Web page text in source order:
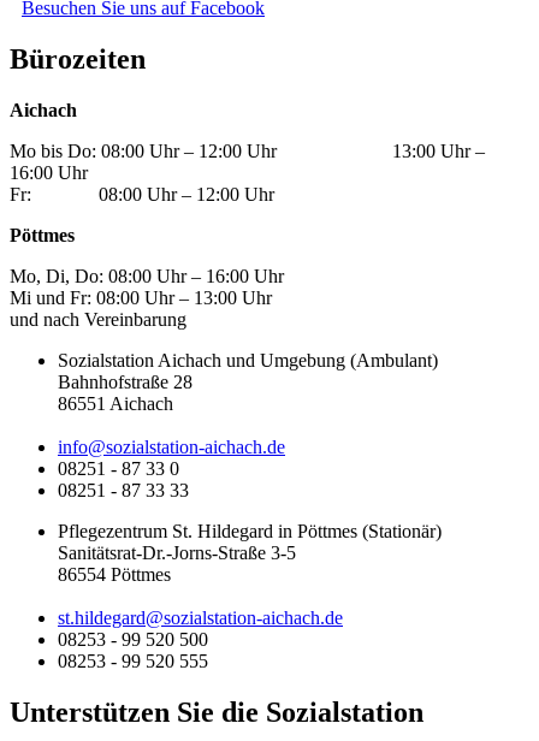
Besuchen Sie uns auf Facebook
Bürozeiten
Aichach
Mo bis Do: 08:00 Uhr – 12:00 Uhr 13:00 Uhr –
16:00 Uhr
Fr: 08:00 Uhr – 12:00 Uhr
Pöttmes
Mo, Di, Do: 08:00 Uhr – 16:00 Uhr
Mi und Fr: 08:00 Uhr – 13:00 Uhr
und nach Vereinbarung
Sozialstation Aichach und Umgebung (Ambulant)
Bahnhofstraße 28
86551 Aichach
info@sozialstation-aichach.de
08251 - 87 33 0
08251 - 87 33 33
Pflegezentrum St. Hildegard in Pöttmes (Stationär)
Sanitätsrat-Dr.-Jorns-Straße 3-5
86554 Pöttmes
st.hildegard@sozialstation-aichach.de
08253 - 99 520 500
08253 - 99 520 555
Unterstützen Sie die Sozialstation